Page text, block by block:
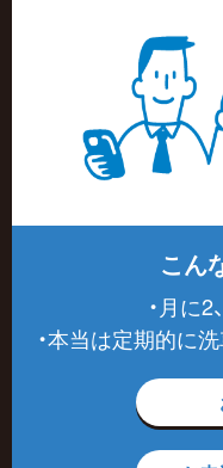
こん
・月に
・本当は定期的に